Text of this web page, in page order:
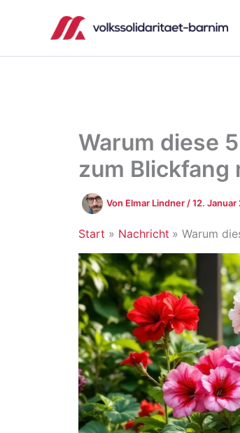
Warum diese
zum Blickfang
Von Elmar Lindner /12. Januar
Start Nachricht Warum